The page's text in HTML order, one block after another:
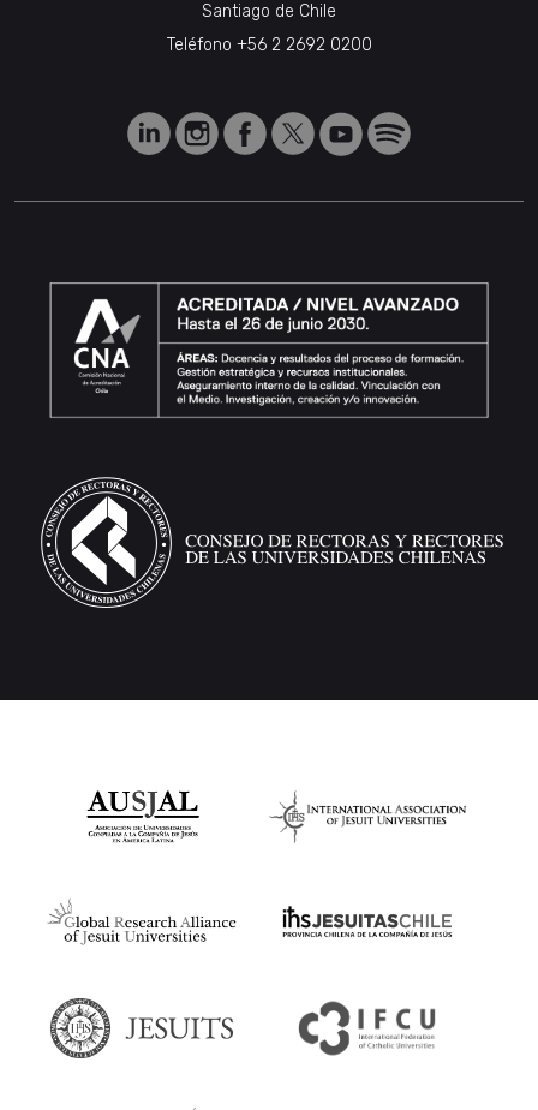
Santiago de Chile
Teléfono +56 2 2692 0200